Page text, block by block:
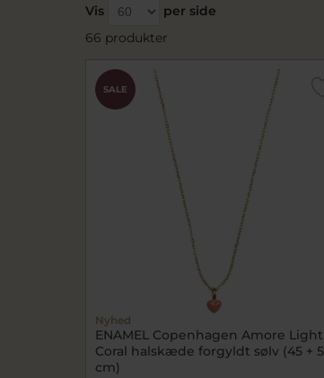
Vis
per side
66 produkter
SALE
Nyhed
ENAMEL Copenhagen Amore Light
Coral halskæde forgyldt sølv (45 + 5
cm)